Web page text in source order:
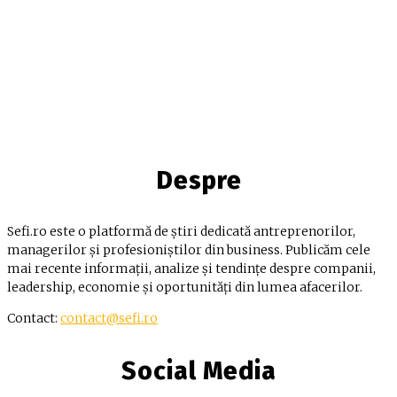
Despre
Sefi.ro este o platformă de știri dedicată antreprenorilor,
managerilor și profesioniștilor din business. Publicăm cele
mai recente informații, analize și tendințe despre companii,
leadership, economie și oportunități din lumea afacerilor.
Contact: contact@sefi.ro
Social Media